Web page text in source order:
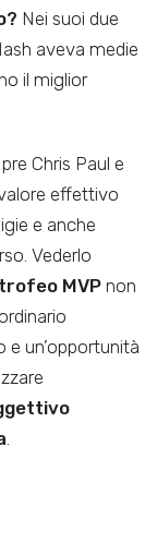
Nei suoi due
aveva medie
il miglior
Chris Paul e
effettivo
e anche
Vederlo
MVP non
un’opportunità